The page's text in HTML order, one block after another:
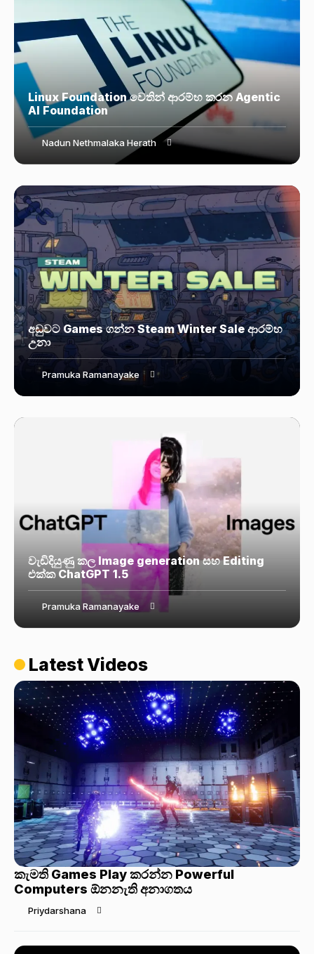
Linux Foundation වෙතින් ආරම්භ කරන Agentic
AI Foundation
Nadun Nethmalaka Herath
අඩුවට Games ගන්න Steam Winter Sale ආරම්භ
උනා
Pramuka Ramanayake
වැඩිදියුණු කල Image generation සහ Editing
එක්ක ChatGPT 1.5
Pramuka Ramanayake
Latest Videos
කැමති Games Play කරන්න Powerful
Computers ඕනනැති අනාගතය
Priydarshana